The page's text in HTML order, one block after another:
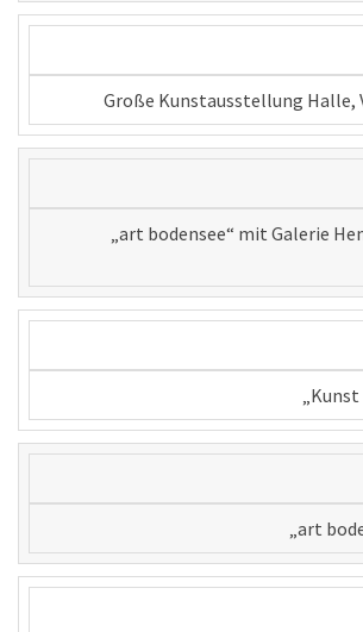
Große Kunstausstellung Halle,
„art bodensee“ mit Galerie
„art